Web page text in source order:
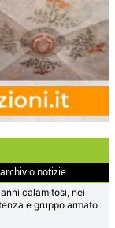
archivio notizie
calamitosi, nei
e gruppo armato